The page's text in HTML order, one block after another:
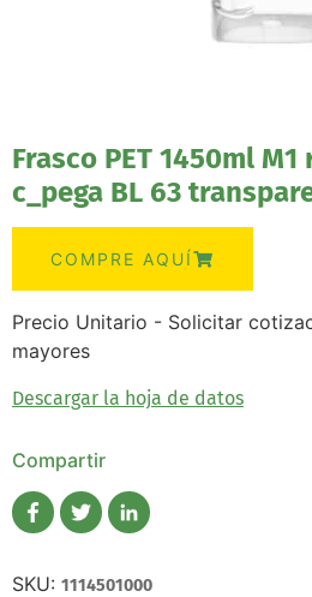
Frasco PET 1450ml
c_pega BL 63
COMPRE AQUÍ
Precio Unitario - Solicitar
mayores
Descargar la hoja de datos
Compartir
SKU: 1114501000